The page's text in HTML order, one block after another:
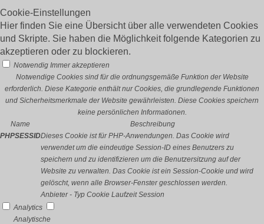
Cookie-Einstellungen
Hier finden Sie eine Übersicht über alle verwendeten Cookies
und Skripte. Sie haben die Möglichkeit folgende Kategorien zu
akzeptieren oder zu blockieren.
Notwendig Immer akzeptieren
Notwendige Cookies sind für die ordnungsgemäße Funktion der Website
erforderlich. Diese Kategorie enthält nur Cookies, die grundlegende Funktionen
und Sicherheitsmerkmale der Website gewährleisten. Diese Cookies speichern
keine persönlichen Informationen.
Name
Beschreibung
PHPSESSIDDieses Cookie ist für PHP-Anwendungen. Das Cookie wird
verwendet um die eindeutige Session-ID eines Benutzers zu
speichern und zu identifizieren um die Benutzersitzung auf der
Website zu verwalten. Das Cookie ist ein Session-Cookie und wird
gelöscht, wenn alle Browser-Fenster geschlossen werden.
Anbieter - Typ Cookie Laufzeit Session
Analytics
Analytische